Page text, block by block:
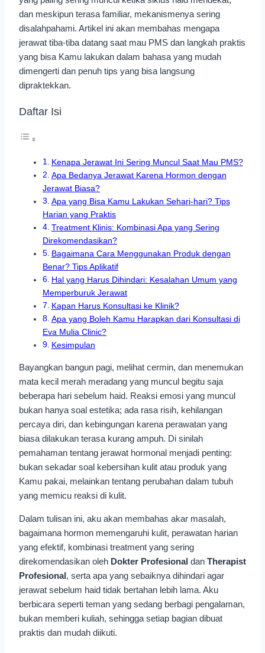
dan meskipun terasa familiar, mekanismenya sering
disalahpahami. Artikel ini akan membahas mengapa
jerawat tiba-tiba datang saat mau PMS dan langkah praktis
yang bisa Kamu lakukan dalam bahasa yang mudah
dimengerti dan penuh tips yang bisa langsung
dipraktekkan.
Daftar Isi
Kenapa Jerawat Ini Sering Muncul Saat Mau PMS?
Apa Bedanya Jerawat Karena Hormon dengan
Jerawat Biasa?
Apa yang Bisa Kamu Lakukan Sehari-hari? Tips
Harian yang Praktis
Treatment Klinis: Kombinasi Apa yang Sering
Direkomendasikan?
Bagaimana Cara Menggunakan Produk dengan
Benar? Tips Aplikatif
Hal yang Harus Dihindari: Kesalahan Umum yang
Memperburuk Jerawat
Kapan Harus Konsultasi ke Klinik?
Apa yang Boleh Kamu Harapkan dari Konsultasi di
Eva Mulia Clinic?
Kesimpulan
Bayangkan bangun pagi, melihat cermin, dan menemukan
mata kecil merah meradang yang muncul begitu saja
beberapa hari sebelum haid. Reaksi emosi yang muncul
bukan hanya soal estetika; ada rasa risih, kehilangan
percaya diri, dan kebingungan karena perawatan yang
biasa dilakukan terasa kurang ampuh. Di sinilah
pemahaman tentang jerawat hormonal menjadi penting:
bukan sekadar soal kebersihan kulit atau produk yang
Kamu pakai, melainkan tentang perubahan dalam tubuh
yang memicu reaksi di kulit.
Dalam tulisan ini, aku akan membahas akar masalah,
bagaimana hormon memengaruhi kulit, perawatan harian
yang efektif, kombinasi treatment yang sering
direkomendasikan oleh Dokter Profesional dan Therapist
Profesional, serta apa yang sebaiknya dihindari agar
jerawat sebelum haid tidak bertahan lebih lama. Aku
berbicara seperti teman yang sedang berbagi pengalaman,
bukan memberi kuliah, sehingga setiap bagian dibuat
praktis dan mudah diikuti.